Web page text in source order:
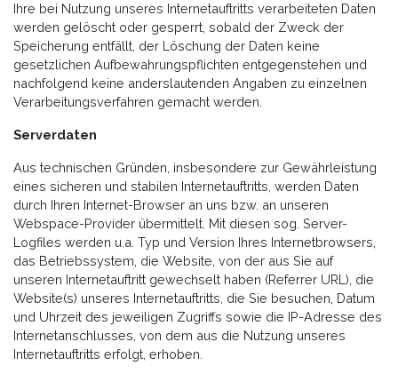
Ihre bei Nutzung unseres Internetauftritts verarbeiteten Daten
werden gelöscht oder gesperrt, sobald der Zweck der
Speicherung entfällt, der Löschung der Daten keine
gesetzlichen Aufbewahrungspflichten entgegenstehen und
nachfolgend keine anderslautenden Angaben zu einzelnen
Verarbeitungsverfahren gemacht werden.
Serverdaten
Aus technischen Gründen, insbesondere zur Gewährleistung
eines sicheren und stabilen Internetauftritts, werden Daten
durch Ihren Internet-Browser an uns bzw. an unseren
Webspace-Provider übermittelt. Mit diesen sog. Server-
Logfiles werden u.a. Typ und Version Ihres Internetbrowsers,
das Betriebssystem, die Website, von der aus Sie auf
unseren Internetauftritt gewechselt haben (Referrer URL), die
Website(s) unseres Internetauftritts, die Sie besuchen, Datum
und Uhrzeit des jeweiligen Zugriffs sowie die IP-Adresse des
Internetanschlusses, von dem aus die Nutzung unseres
Internetauftritts erfolgt, erhoben.